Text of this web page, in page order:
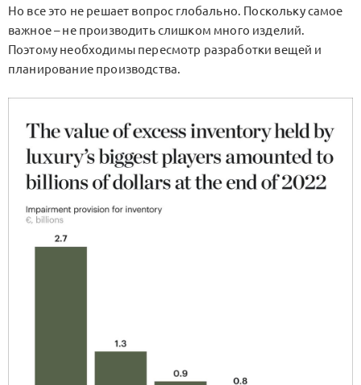
Но все это не решает вопрос глобально. Поскольку самое
важное – не производить слишком много изделий.
Поэтому необходимы пересмотр разработки вещей и
планирование производства.